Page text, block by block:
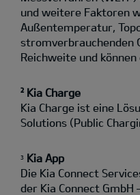
und weitere Faktoren
Außentemperatur,
stromverbrauchenden
Reichweite und
² Kia Charge
Kia Charge ist eine
Solutions (Public
3 Kia App
Die Kia Connect
der Kia Connect